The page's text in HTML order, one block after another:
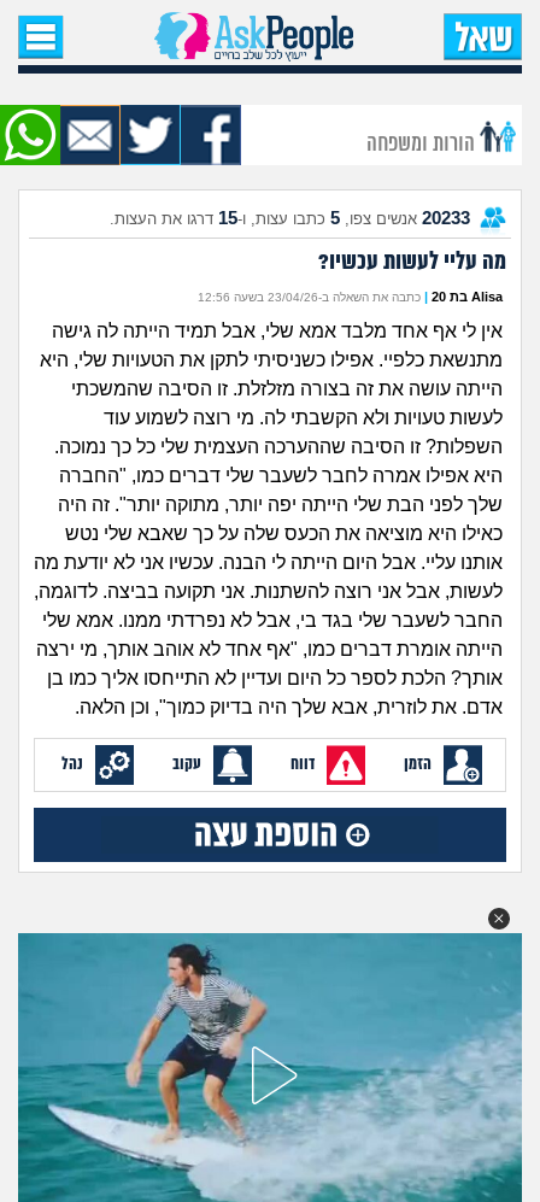
עמוד הבית
שאל שאלה
שאלות חדשות
שאלות שעוררו עניין
עצות חדשות
מה קורה כאן?
מתחם הטיפים
מדורים
זוגיות
היריון ולידה
הורות ומשפחה
מתבגרים
מהבקו"ם... ועד מתי?!
לימודים וסטודנטים
חברים ואנשים
בית, שכנים ושותפים
מה שעובר עליי
שומרים על הגוף
חיפוש שאלות
הרשמה | התחברות
הורות ומשפחה
20233 אנשים צפו, 5 כתבו עצות, ו-15 דרגו את העצות.
מה עליי לעשות עכשיו?
Alisa בת 20 | כתבה את השאלה ב-23/04/26 בשעה 12:56
אין לי אף אחד מלבד אמא שלי, אבל תמיד הייתה לה גישה
מתנשאת כלפיי. אפילו כשניסיתי לתקן את הטעויות שלי, היא
הייתה עושה את זה בצורה מזלזלת. זו הסיבה שהמשכתי
לעשות טעויות ולא הקשבתי לה. מי רוצה לשמוע עוד
השפלות? זו הסיבה שההערכה העצמית שלי כל כך נמוכה.
היא אפילו אמרה לחבר לשעבר שלי דברים כמו, "החברה
שלך לפני הבת שלי הייתה יפה יותר, מתוקה יותר". זה היה
כאילו היא מוציאה את הכעס שלה על כך שאבא שלי נטש
אותנו עליי. אבל היום הייתה לי הבנה. עכשיו אני לא יודעת מה
לעשות, אבל אני רוצה להשתנות. אני תקועה בביצה. לדוגמה,
החבר לשעבר שלי בגד בי, אבל לא נפרדתי ממנו. אמא שלי
הייתה אומרת דברים כמו, "אף אחד לא אוהב אותך, מי ירצה
אותך? הלכת לספר כל היום ועדיין לא התייחסו אליך כמו בן
אדם. את לוזרית, אבא שלך היה בדיוק כמוך", וכן הלאה.
הזמן דווח עקוב נהל